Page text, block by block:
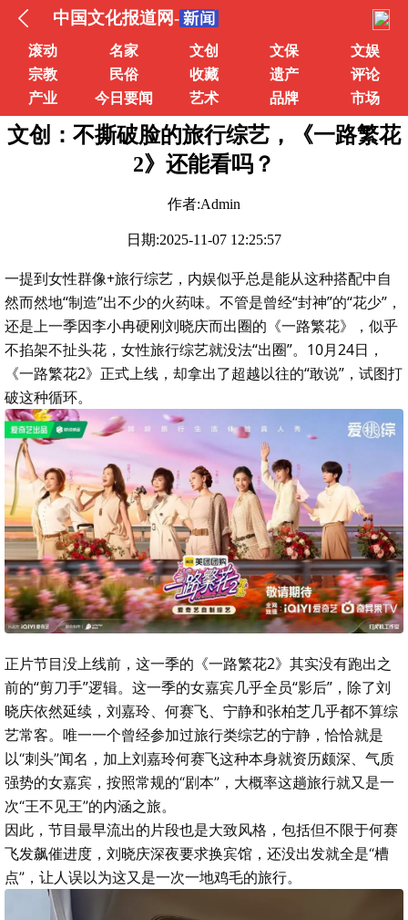
中国文化报道网-
滚动 名家 文创 文保
文娱
宗教
民俗 收藏 遗产
评论
产业
今日要闻 艺术 品牌 市场
文创：不撕破脸的旅行综艺，《一路繁花
2》还能看吗？
作者:Admin
日期:2025-11-07 12:25:57
一提到女性群像+旅行综艺，内娱似乎总是能从这种搭配中自
然而然地“制造”出不少的火药味。不管是曾经“封神”的“花少”，
还是上一季因李小冉硬刚刘晓庆而出圈的《一路繁花》，似乎
不掐架不扯头花，女性旅行综艺就没法“出圈”。10月24日，
《一路繁花2》正式上线，却拿出了超越以往的“敢说”，试图打
破这种循环。
正片节目没上线前，这一季的《一路繁花2》其实没有跑出之
前的“剪刀手”逻辑。这一季的女嘉宾几乎全员“影后”，除了刘
晓庆依然延续，刘嘉玲、何赛飞、宁静和张柏芝几乎都不算综
艺常客。 唯一一个曾经参加过旅行类综艺的宁静，恰恰就是
以“刺头”闻名，加上刘嘉玲何赛飞这种本身就资历颇深、气质
强势的女嘉宾，按照常规的“剧本”，大概率这趟旅行就又是一
次“王不见王”的内涵之旅。
因此，节目最早流出的片段也是大致风格，包括但不限于何赛
飞发飙催进度，刘晓庆深夜要求换宾馆，还没出发就全是“槽
点”，让人误以为这又是一次一地鸡毛的旅行。